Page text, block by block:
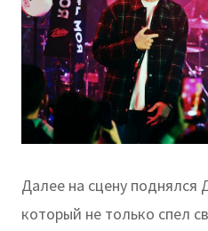
Далее на сцену
который не только спел